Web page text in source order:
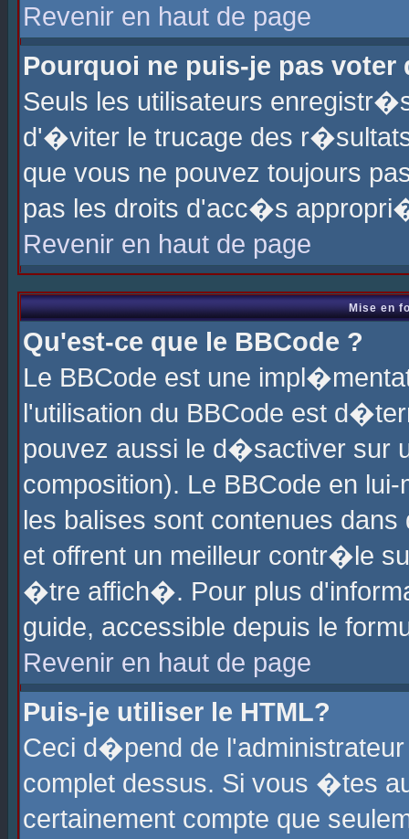
Revenir en haut de page
Pourquoi ne puis-je pas voter
Seuls les utilisateurs
d'�viter le trucage des
que vous ne pouvez toujours
pas les droits d'acc�s
Revenir en haut de page
Mise en
Qu'est-ce que le BBCode ?
Le BBCode est une
l'utilisation du BBCode est
pouvez aussi le d�sactiver sur
composition). Le BBCode en
les balises sont contenues
et offrent un meilleur contr�le
�tre affich�. Pour plus
guide, accessible depuis le
Revenir en haut de page
Puis-je utiliser le HTML?
Ceci d�pend de
complet dessus. Si vous �tes
certainement compte que